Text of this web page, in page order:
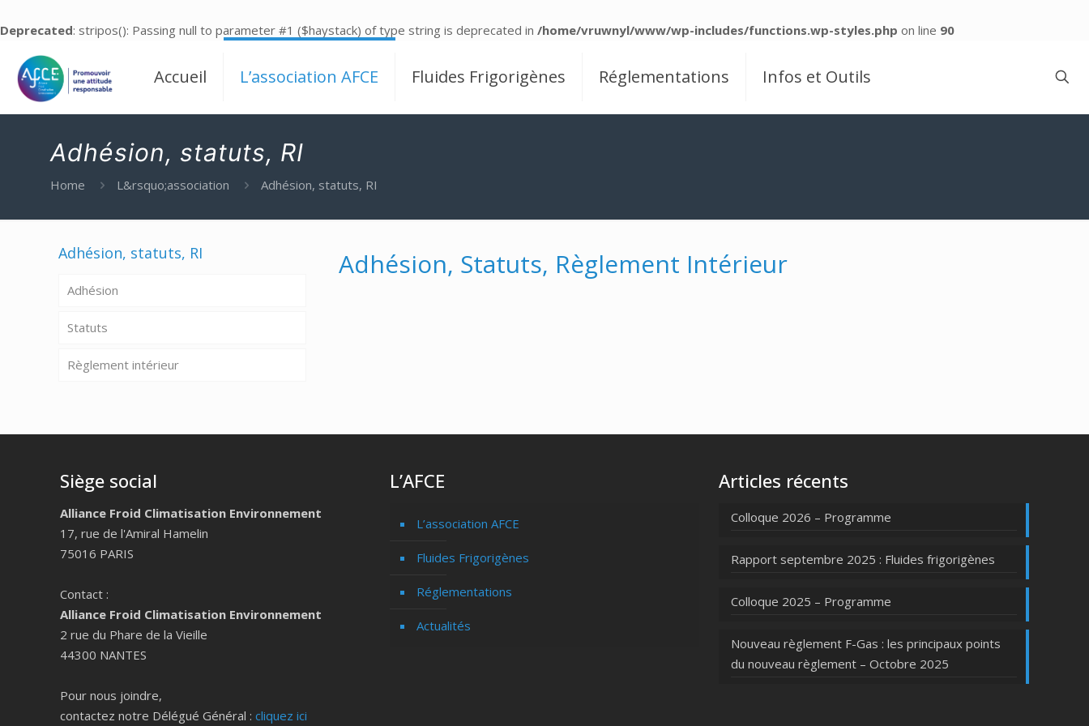
Deprecated: stripos(): Passing null to parameter #1 ($haystack) of type string is deprecated in /home/vruwnyl/www/wp-includes/functions.wp-styles.php on line 90
Accueil L’association AFCE Fluides Frigorigènes Réglementations Infos et Outils
Adhésion, statuts, RI
Home L&rsquo;association Adhésion, statuts, RI
Adhésion, Statuts, Règlement Intérieur
Adhésion, statuts, RI
Adhésion
Statuts
Règlement intérieur
Siège social
Alliance Froid Climatisation Environnement
17, rue de l'Amiral Hamelin
75016 PARIS
Contact :
Alliance Froid Climatisation Environnement
2 rue du Phare de la Vieille
44300 NANTES
Pour nous joindre,
contactez notre Délégué Général : cliquez ici
L’AFCE
L’association AFCE
Fluides Frigorigènes
Réglementations
Actualités
Articles récents
Colloque 2026 – Programme
Rapport septembre 2025 : Fluides frigorigènes
Colloque 2025 – Programme
Nouveau règlement F-Gas : les principaux points
du nouveau règlement – Octobre 2025